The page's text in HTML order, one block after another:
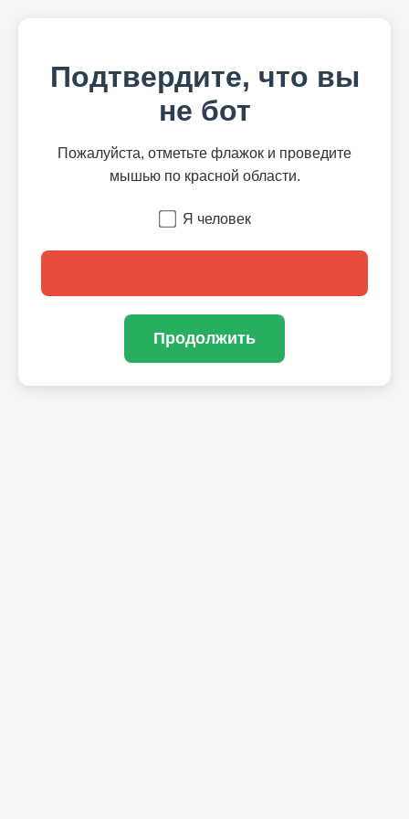
Подтвердите, что вы
не бот
Пожалуйста, отметьте флажок и проведите
мышью по красной области.
Я человек
Продолжить